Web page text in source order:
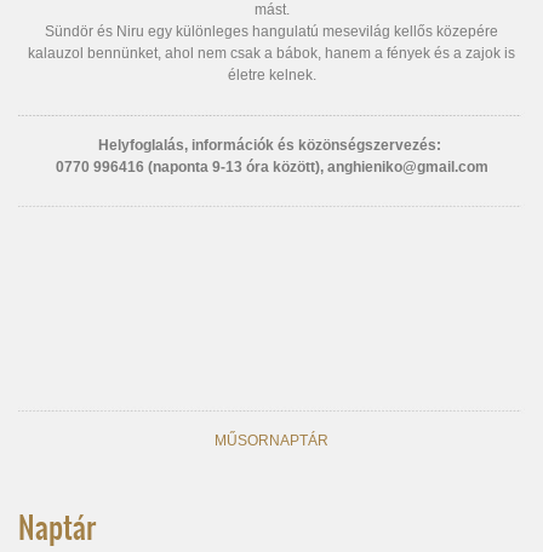
Naptár
mást.
Sündör és Niru egy különleges hangulatú mesevilág kellős közepére
kalauzol bennünket, ahol nem csak a bábok, hanem a fények és a zajok is
életre kelnek.
Helyfoglalás, információk és közönségszervezés:
0770 996416 (naponta 9-13 óra között), anghieniko@gmail.com
MŰSORNAPTÁR